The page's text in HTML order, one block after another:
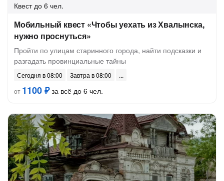
Квест до 6 чел.
Мобильный квест «Чтобы уехать из Хвалынска,
нужно проснуться»
Пройти по улицам старинного города, найти подсказки и
разгадать провинциальные тайны
Сегодня в 08:00
Завтра в 08:00
от 1100 ₽за всё до 6 чел.